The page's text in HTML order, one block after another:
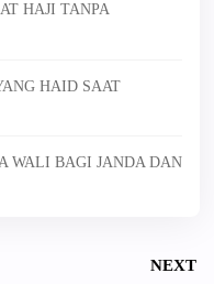
HAJI TANPA
HAID SAAT
WALI BAGI JANDA DAN
NEXT